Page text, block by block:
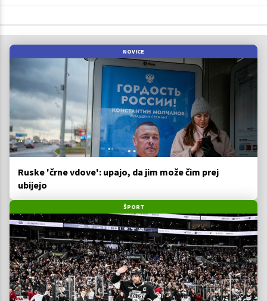
NOVICE
Ruske 'črne vdove': upajo, da jim može čim prej
ubijejo
ŠPORT